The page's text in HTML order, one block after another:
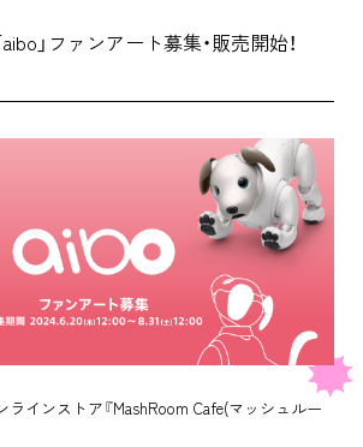
aibo」ファンアート募集・販売開始！
インストア『MashRoom Cafe(マッシュルー